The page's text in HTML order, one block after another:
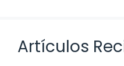
Artículos